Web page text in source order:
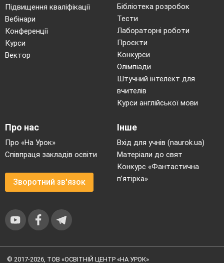
Підвищення кваліфікації
Вебінари
Конференції
Курси
Вектор
Бібліотека розробок
Тести
Лабораторні роботи
Проєкти
Конкурси
Олімпіади
Штучний інтелект для
вчителів
Курси англійської мови
Про нас
Про «На Урок»
Співпраця закладів освіти
Зворотний зв'язок
Інше
Вхід для учнів (naurok.ua)
Матеріали до свят
Конкурс «Фантастична
п’ятірка»
© 2017-2026, ТОВ «ОСВІТНІЙ ЦЕНТР «НА УРОК»